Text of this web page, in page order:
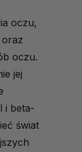
oczu,
oraz
oczu.
jej
i beta-
świat